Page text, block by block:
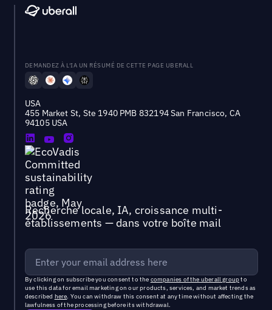
DEMANDEZ À L'IA UN RÉSUMÉ DE CETTE PAGE UBERALL
USA
455 Market St, Ste 1940 PMB 832194 San Francisco, CA
94105 USA
Recherche locale, IA, croissance multi-
établissements — dans votre boîte mail
By clicking on subscribe you consent to the companies of the uberall groupto
use this data for email marketing on our products, services, and market trends as
described here. You can withdraw this consent at any time without affecting the
lawfulness of the processing before its withdrawal.